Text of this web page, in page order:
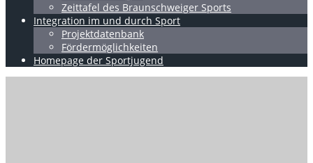
Zeittafel des Braunschweiger Sports
Integration im und durch Sport
Projektdatenbank
Fördermöglichkeiten
Homepage der Sportjugend